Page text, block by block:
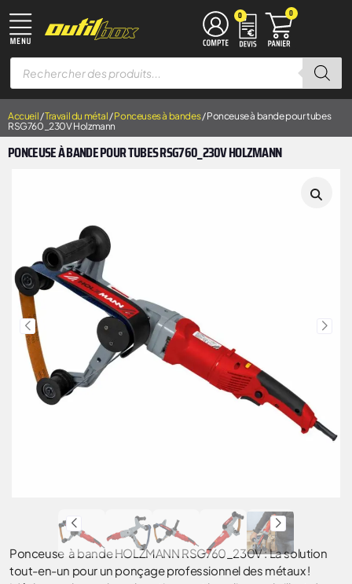
0 0
Accueil/Travail du métal/Ponceuses à bandes/ Ponceuse à bande pour tubes
RSG760_230V Holzmann
PONCEUSE À BANDE POUR TUBES RSG760_230V HOLZMANN
Ponceuse à bande HOLZMANN RSG760_230V : La solution
tout-en-un pour un ponçage professionnel des métaux !